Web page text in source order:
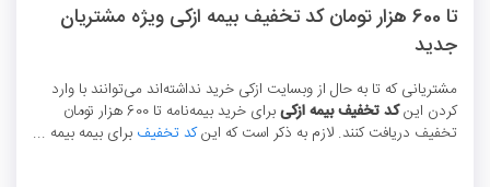
تا 600 هزار تومان کد تخفیف بیمه ازکی ویژه مشتریان
جدید
مشتریانی که تا به حال از وبسایت ازکی خرید نداشته‌اند می‌توانند با وارد
کردن اینکد تخفیف بیمه ازکی
برای خرید بیمه‌نامه تا 600 هزار تومان
تخفیف دریافت کنند. لازم به ذکر است که اینکد تخفیف برای بیمه بیمه ...